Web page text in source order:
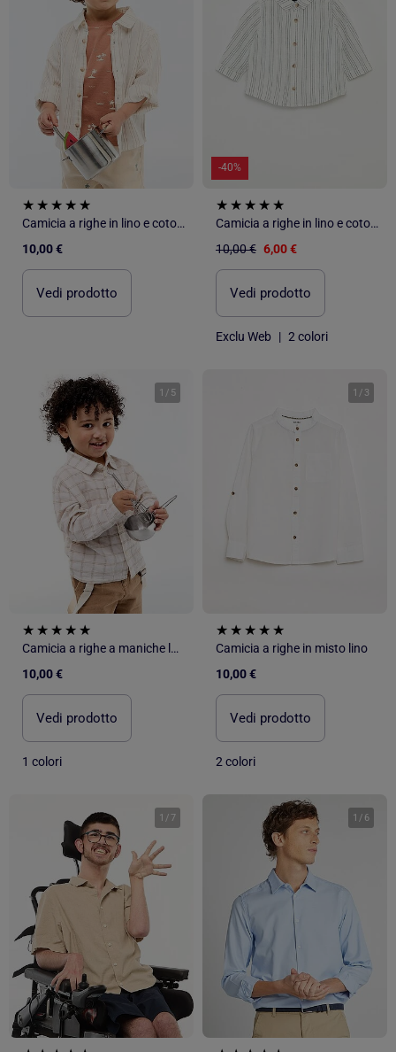
Camicia a righe in lino e cotone
10,00 €
Vedi prodotto
-40%
Camicia a righe in lino e cotone
10,00 € 6,00 €
Vedi prodotto
Exclu Web | 2 colori
1 / 5
Camicia a righe a maniche lunghe
10,00 €
Vedi prodotto
1 colori
1 / 3
Camicia a righe in misto lino
10,00 €
Vedi prodotto
2 colori
1 / 7 1 / 6